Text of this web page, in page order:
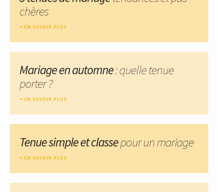
chères
EN SAVOIR PLUS
Mariage en automne: quelle tenue
porter ?
EN SAVOIR PLUS
Tenue simple et classepour un mariage
EN SAVOIR PLUS